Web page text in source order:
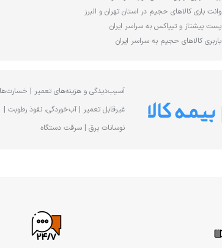
وانت باری کالاهای حجیم در استان تهران و البرز
پست پیشتاز و تیپاکس به سراسر ایران
باربری کالاهای حجیم به سراسر ایران
آسیب‌دیدگی و هزینه‌های تعمیر |
غیرقابل تعمیر | آب‌خوردگی، نفوذ رطوبت |
نوسانات برق | سرقت دستگاه